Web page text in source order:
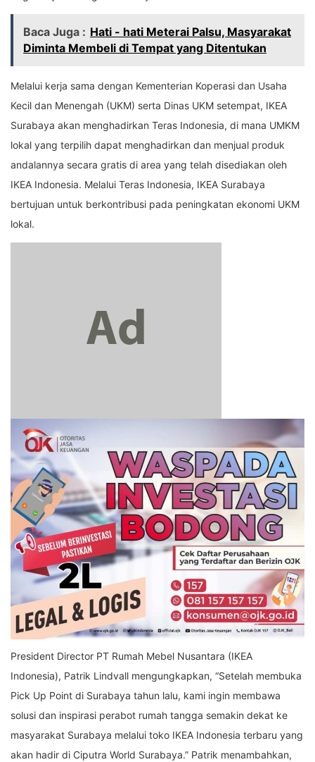
Baca Juga : Hati - hati Meterai Palsu, Masyarakat
Diminta Membeli di Tempat yang Ditentukan
Melalui kerja sama dengan Kementerian Koperasi dan Usaha
Kecil dan Menengah (UKM) serta Dinas UKM setempat, IKEA
Surabaya akan menghadirkan Teras Indonesia, di mana UMKM
lokal yang terpilih dapat menghadirkan dan menjual produk
andalannya secara gratis di area yang telah disediakan oleh
IKEA Indonesia. Melalui Teras Indonesia, IKEA Surabaya
bertujuan untuk berkontribusi pada peningkatan ekonomi UKM
lokal.
President Director PT Rumah Mebel Nusantara (IKEA
Indonesia), Patrik Lindvall mengungkapkan, “Setelah membuka
Pick Up Point di Surabaya tahun lalu, kami ingin membawa
solusi dan inspirasi perabot rumah tangga semakin dekat ke
masyarakat Surabaya melalui toko IKEA Indonesia terbaru yang
akan hadir di Ciputra World Surabaya.” Patrik menambahkan,